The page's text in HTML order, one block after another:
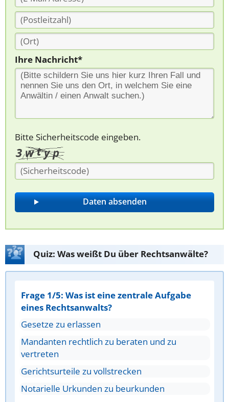
Ihre Nachricht*
Bitte Sicherheitscode eingeben.
Quiz: Was weißt Du über Rechtsanwälte?
Frage 1/5: Was ist eine zentrale Aufgabe
eines Rechtsanwalts?
Gesetze zu erlassen
Mandanten rechtlich zu beraten und zu
vertreten
Gerichtsurteile zu vollstrecken
Notarielle Urkunden zu beurkunden